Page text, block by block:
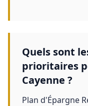
Quels sont
prioritaires
Cayenne ?
Plan d'Épargne